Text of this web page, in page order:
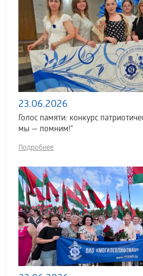
23.06.2026
Голос памяти: конкурс
мы — помним!"
Подробнее